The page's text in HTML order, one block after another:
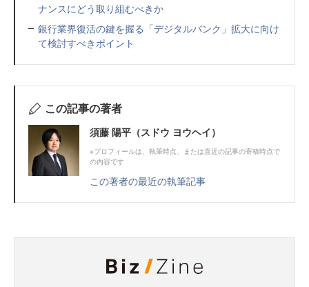
ナンスにどう取り組むべきか
銀行業界復活の鍵を握る「デジタルバンク」拡大に向け
て検討すべきポイント
この記事の著者
須藤 陽平（スドウ ヨウヘイ）
※プロフィールは、執筆時点、または直近の記事の寄稿時点で
の内容です
この著者の最近の執筆記事